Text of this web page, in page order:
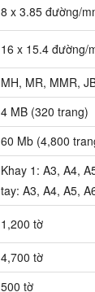
8 x 3.85 đường/
16 x 15.4 đường/
MH, MR, MMR,
4 MB (320 trang)
60 Mb (4,800
Khay 1: A3, A4,
tay: A3, A4, A5,
1,200 tờ
4,700 tờ
500 tờ